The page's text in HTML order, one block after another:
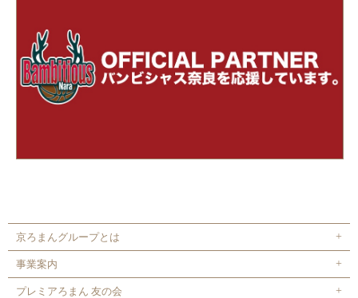
京ろまんグループとは
事業案内
プレミアろまん 友の会